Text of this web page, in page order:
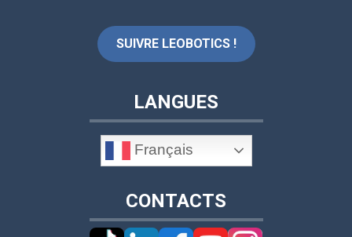
SUIVRE LEOBOTICS !
LANGUES
Français
CONTACTS